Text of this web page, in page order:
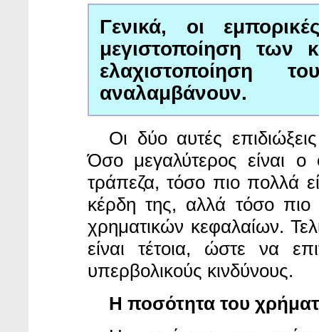
Γενικά, οι
μεγιστοποίηση των
ελαχιστοποίηση
αναλαμβάνουν.
Οι δύο αυτές
Όσο μεγαλύτερος είναι
τράπεζα, τόσο πιο πολλά
κέρδη της, αλλά τόσο πιο
χρηματικών κεφαλαίων.
είναι τέτοια, ώστε να
υπερβολικούς κινδύνους.
Η ποσότητα του